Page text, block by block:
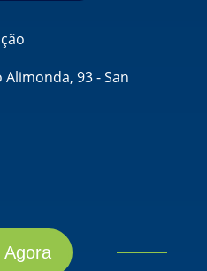
Alimonda, 93 - San
Agora